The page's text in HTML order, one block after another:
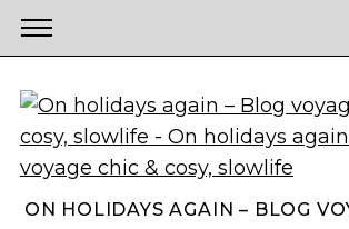
ON HOLIDAYS AGAIN – BLOG